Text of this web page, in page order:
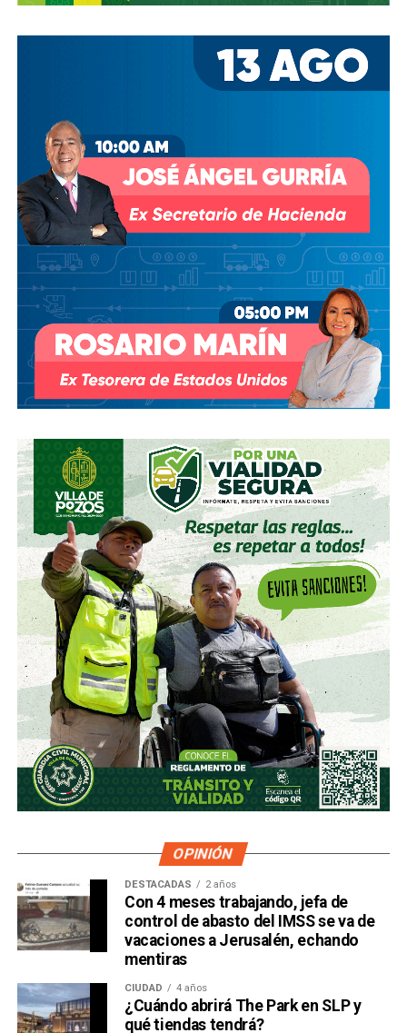
OPINIÓN
DESTACADAS 2 años
Con 4 meses trabajando, jefa de
control de abasto del IMSS se va de
vacaciones a Jerusalén, echando
mentiras
CIUDAD 4 años
¿Cuándo abrirá The Park en SLP y
qué tiendas tendrá?